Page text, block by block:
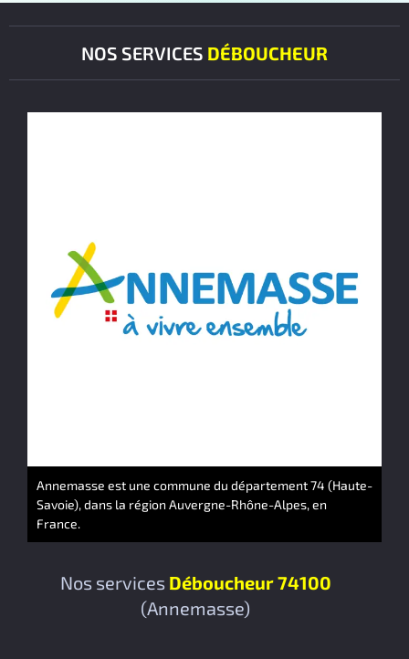
NOS SERVICES DÉBOUCHEUR
Nos services Déboucheur 74100
(Annemasse)
Annemasse est une commune du département 74 (Haute-
Savoie), dans la région Auvergne-Rhône-Alpes, en
France.